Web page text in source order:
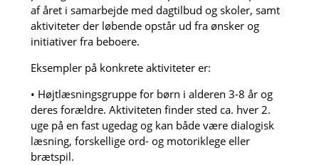
af året i samarbejde med dagtilbud og skoler, samt
aktiviteter der løbende opstår ud fra ønsker og
initiativer fra beboere.
Eksempler på konkrete aktiviteter er:
• Højtlæsningsgruppe for børn i alderen 3-8 år og
deres forældre. Aktiviteten finder sted ca. hver 2.
uge på en fast ugedag og kan både være dialogisk
læsning, forskellige ord- og motoriklege eller
brætspil.